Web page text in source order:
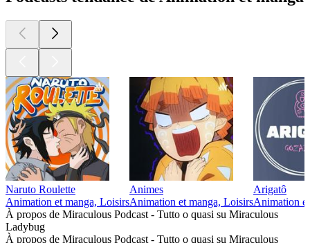
Naruto Roulette
Animation et manga, Loisirs
Animes
Animation et manga, Loisirs
Arigatô
Animation
À propos de Miraculous Podcast - Tutto o quasi su Miraculous
Ladybug
À propos de Miraculous Podcast - Tutto o quasi su Miraculous